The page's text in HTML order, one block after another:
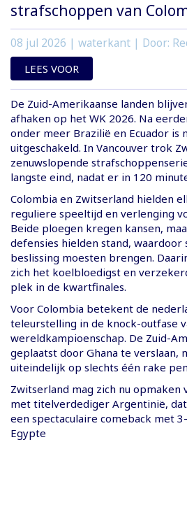
strafschoppen van
08 jul 2026 | waterkant | Door:
LEES VOOR
De Zuid-Amerikaanse landen
afhaken op het WK 2026. Na
onder meer Brazilië en Ecuador is
uitgeschakeld. In Vancouver trok
zenuwslopende
langste eind, nadat er in 120
Colombia en Zwitserland hielden
reguliere speeltijd en verlenging
Beide ploegen kregen kansen,
defensies hielden stand, waardoor
beslissing moesten brengen.
zich het koelbloedigst en
plek in de kwartfinales.
Voor Colombia betekent de
teleurstelling in de knock-outfase
wereldkampioenschap. De Zuid-
geplaatst door Ghana te verslaan,
uiteindelijk op slechts één rake
Zwitserland mag zich nu
met titelverdediger Argentinië,
een spectaculaire comeback met
Egypte